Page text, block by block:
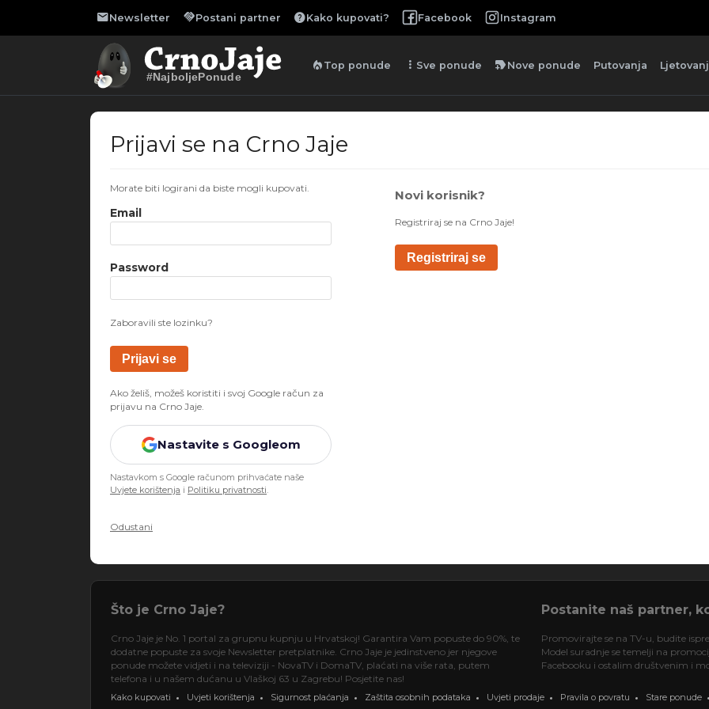
mailNewsletter handshakePostani partner helpKako kupovati? Facebook Instagram
#NajboljePonude
local_fire_department Top ponude more_vert Sve ponude new_label Nove ponude Putovanja
Prijavi se na Crno Jaje
Morate biti logirani da biste mogli kupovati. Novi korisnik?
Registriraj se na Crno Jaje!
Registriraj se
Email
Password
Zaboravili ste lozinku?
Ako želiš, možeš koristiti i svoj Google račun za
prijavu na Crno Jaje.
Nastavite s Googleom
Nastavkom s Google računom prihvaćate naše
Uvjete korištenja i Politiku privatnosti
Odustani
Što je Crno Jaje?
Crno Jaje je No. 1 portal za grupnu kupnju u Hrvatskoj! Garantira Vam popuste do 90%, te
dodatne popuste za svoje Newsletter pretplatnike. Crno Jaje je jedinstveno jer njegove
ponude možete vidjeti i na televiziji - NovaTV i DomaTV, plaćati na više rata, putem
telefona i u našem dućanu u Vlaškoj 63 u Zagrebu! Posjetite nas!
Postanite naš partner,
Promovirajte se na TV-u, budite
Model suradnje se temelji na
Facebooku i ostalim društvenim i
Kako kupovati Uvjeti korištenja Sigurnost plaćanja Zaštita osobnih podataka Uvjeti prodaje Pravila o povratu Stare ponude